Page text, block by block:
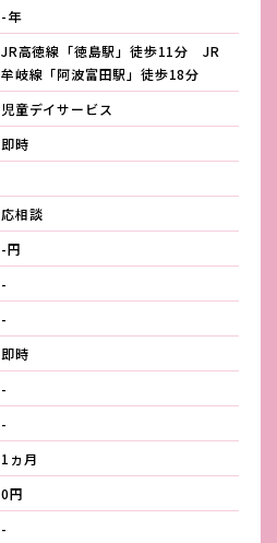
-年
JR高徳線「徳島駅」徒歩11分 JR
牟岐線「阿波富田駅」徒歩18分
児童デイサービス
即時
応相談
-円
-
-
即時
-
-
1ヵ月
0円
-